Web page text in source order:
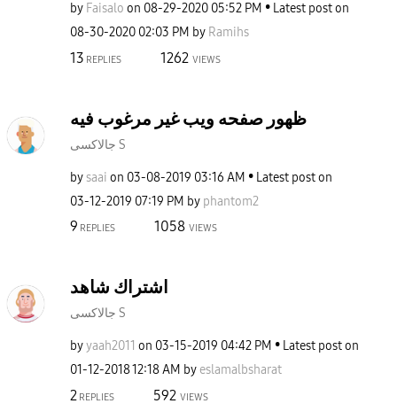
by Faisalo on ‎08-29-2020 05:52 PM
Latest post on
‎08-30-2020 02:03 PM by Ramihs
13 REPLIES 1262 VIEWS
ظهور صفحه ويب غير مرغوب فيه
جالاكسى S
bysaai on ‎03-08-2019 03:16 AM
Latest post on
‎03-12-2019 07:19 PM by phantom2
9 REPLIES 1058 VIEWS
اشتراك شاهد
جالاكسى S
byyaah2011 on ‎03-15-2019 04:42 PM
Latest post on
‎01-12-201812:18 AM by eslamalbsharat
2 REPLIES 592 VIEWS